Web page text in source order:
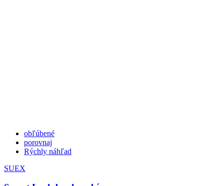
obľúbené
porovnaj
Rýchly náhľad
SUEX